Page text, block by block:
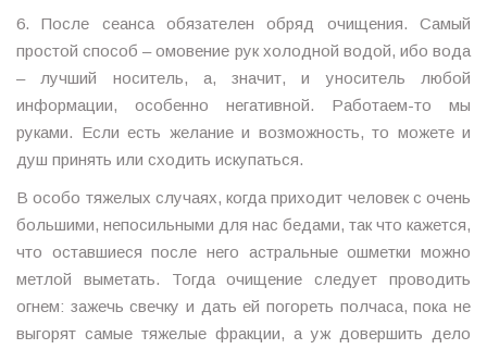
6. После сеанса обязателен обряд очищения. Самый
простой способ – омовение рук холодной водой, ибо вода
– лучший носитель, а, значит, и уноситель любой
информации, особенно негативной. Работаем-то мы
руками. Если есть желание и возможность, то можете и
душ принять или сходить искупаться.
В особо тяжелых случаях, когда приходит человек с очень
большими, непосильными для нас бедами, так что кажется,
что оставшиеся после него астральные ошметки можно
метлой выметать. Тогда очищение следует проводить
огнем: зажечь свечку и дать ей погореть полчаса, пока не
выгорят самые тяжелые фракции, а уж довершить дело